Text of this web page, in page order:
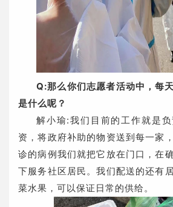
Q:那么你们志愿者活动中，每
是什么呢？
解小瑜:我们目前的工作就是
资，将政府补助的物资送到每一家
诊的病例我们就把它放在门口，在
下服务社区居民。我们配送的还有
菜水果，可以保证日常的供给。